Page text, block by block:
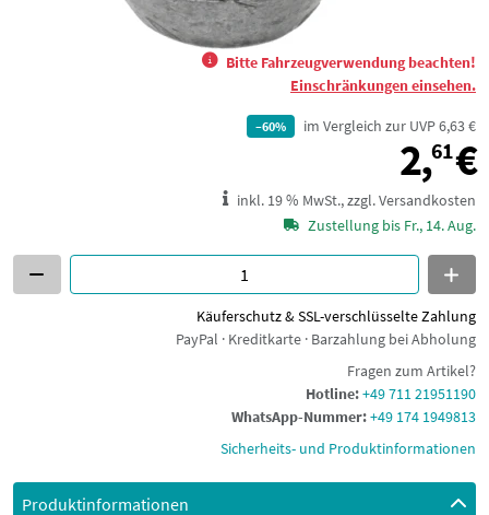
Bitte Fahrzeugverwendung beachten!
Einschränkungen einsehen.
–60% im Vergleich zur UVP 6,63 €
2,61€
inkl. 19 % MwSt., zzgl. Versandkosten
Zustellung bis Fr., 14. Aug.
Käuferschutz & SSL-verschlüsselte Zahlung
PayPal · Kreditkarte · Barzahlung bei Abholung
Fragen zum Artikel?
Hotline:+49 711 21951190
WhatsApp-Nummer:+49 174 1949813
Sicherheits- und Produktinformationen
Produktinformationen